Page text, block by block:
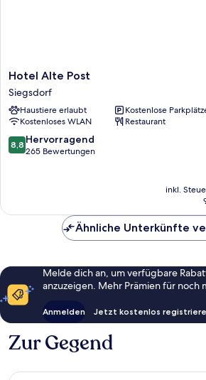
Hotel
Alte
Post
Siegsdorf
Hotel Alte Post
Siegsdorf
Haustiere erlaubt
Kostenlose
Kostenloses WLAN
Restaurant
8.8
von
8,8 Hervorragend
265 Bewertungen
inkl.
Ähnliche Unterkünfte
Melde dich an, um verfügbare
anzuzeigen. Mehr Prämien für noch
Anmelden Jetzt kostenlos
Zur Gegend